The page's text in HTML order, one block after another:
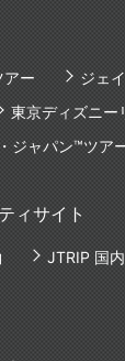
ー
ジェ
東京ディズニー
ジャパン™ツア
ィサイト
JTRIP 国